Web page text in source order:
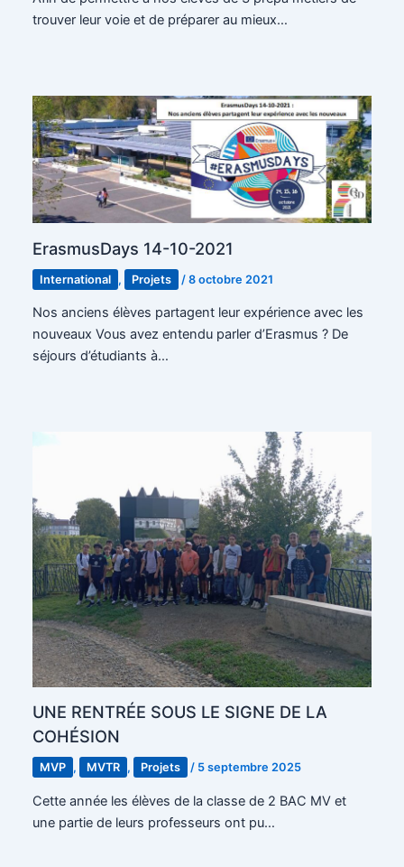
trouver leur voie et de préparer au mieux…
ErasmusDays 14-10-2021
International , Projets /8 octobre 2021
Nos anciens élèves partagent leur expérience avec les
nouveaux Vous avez entendu parler d’Erasmus ? De
séjours d’étudiants à…
UNE RENTRÉE SOUS LE SIGNE DE LA
COHÉSION
MVP , MVTR , Projets / 5 septembre 2025
Cette année les élèves de la classe de 2 BAC MV et
une partie de leurs professeurs ont pu…